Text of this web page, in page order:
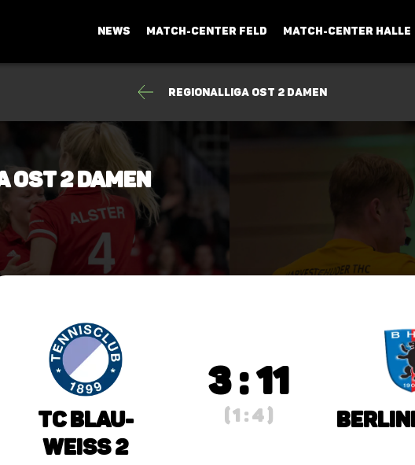
NEWS MATCH-CENTER FELD MATCH-CENTER HALLE
Regionalliga Ost 2 Damen
2 Damen
TC Blau-
Weiss 2
3 : 11
( 1 : 4 )